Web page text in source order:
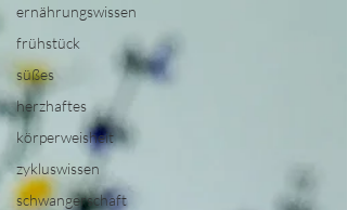
ernährungswissen
frühstück
süßes
herzhaftes
körperweisheit
zykluswissen
schwangerschaft